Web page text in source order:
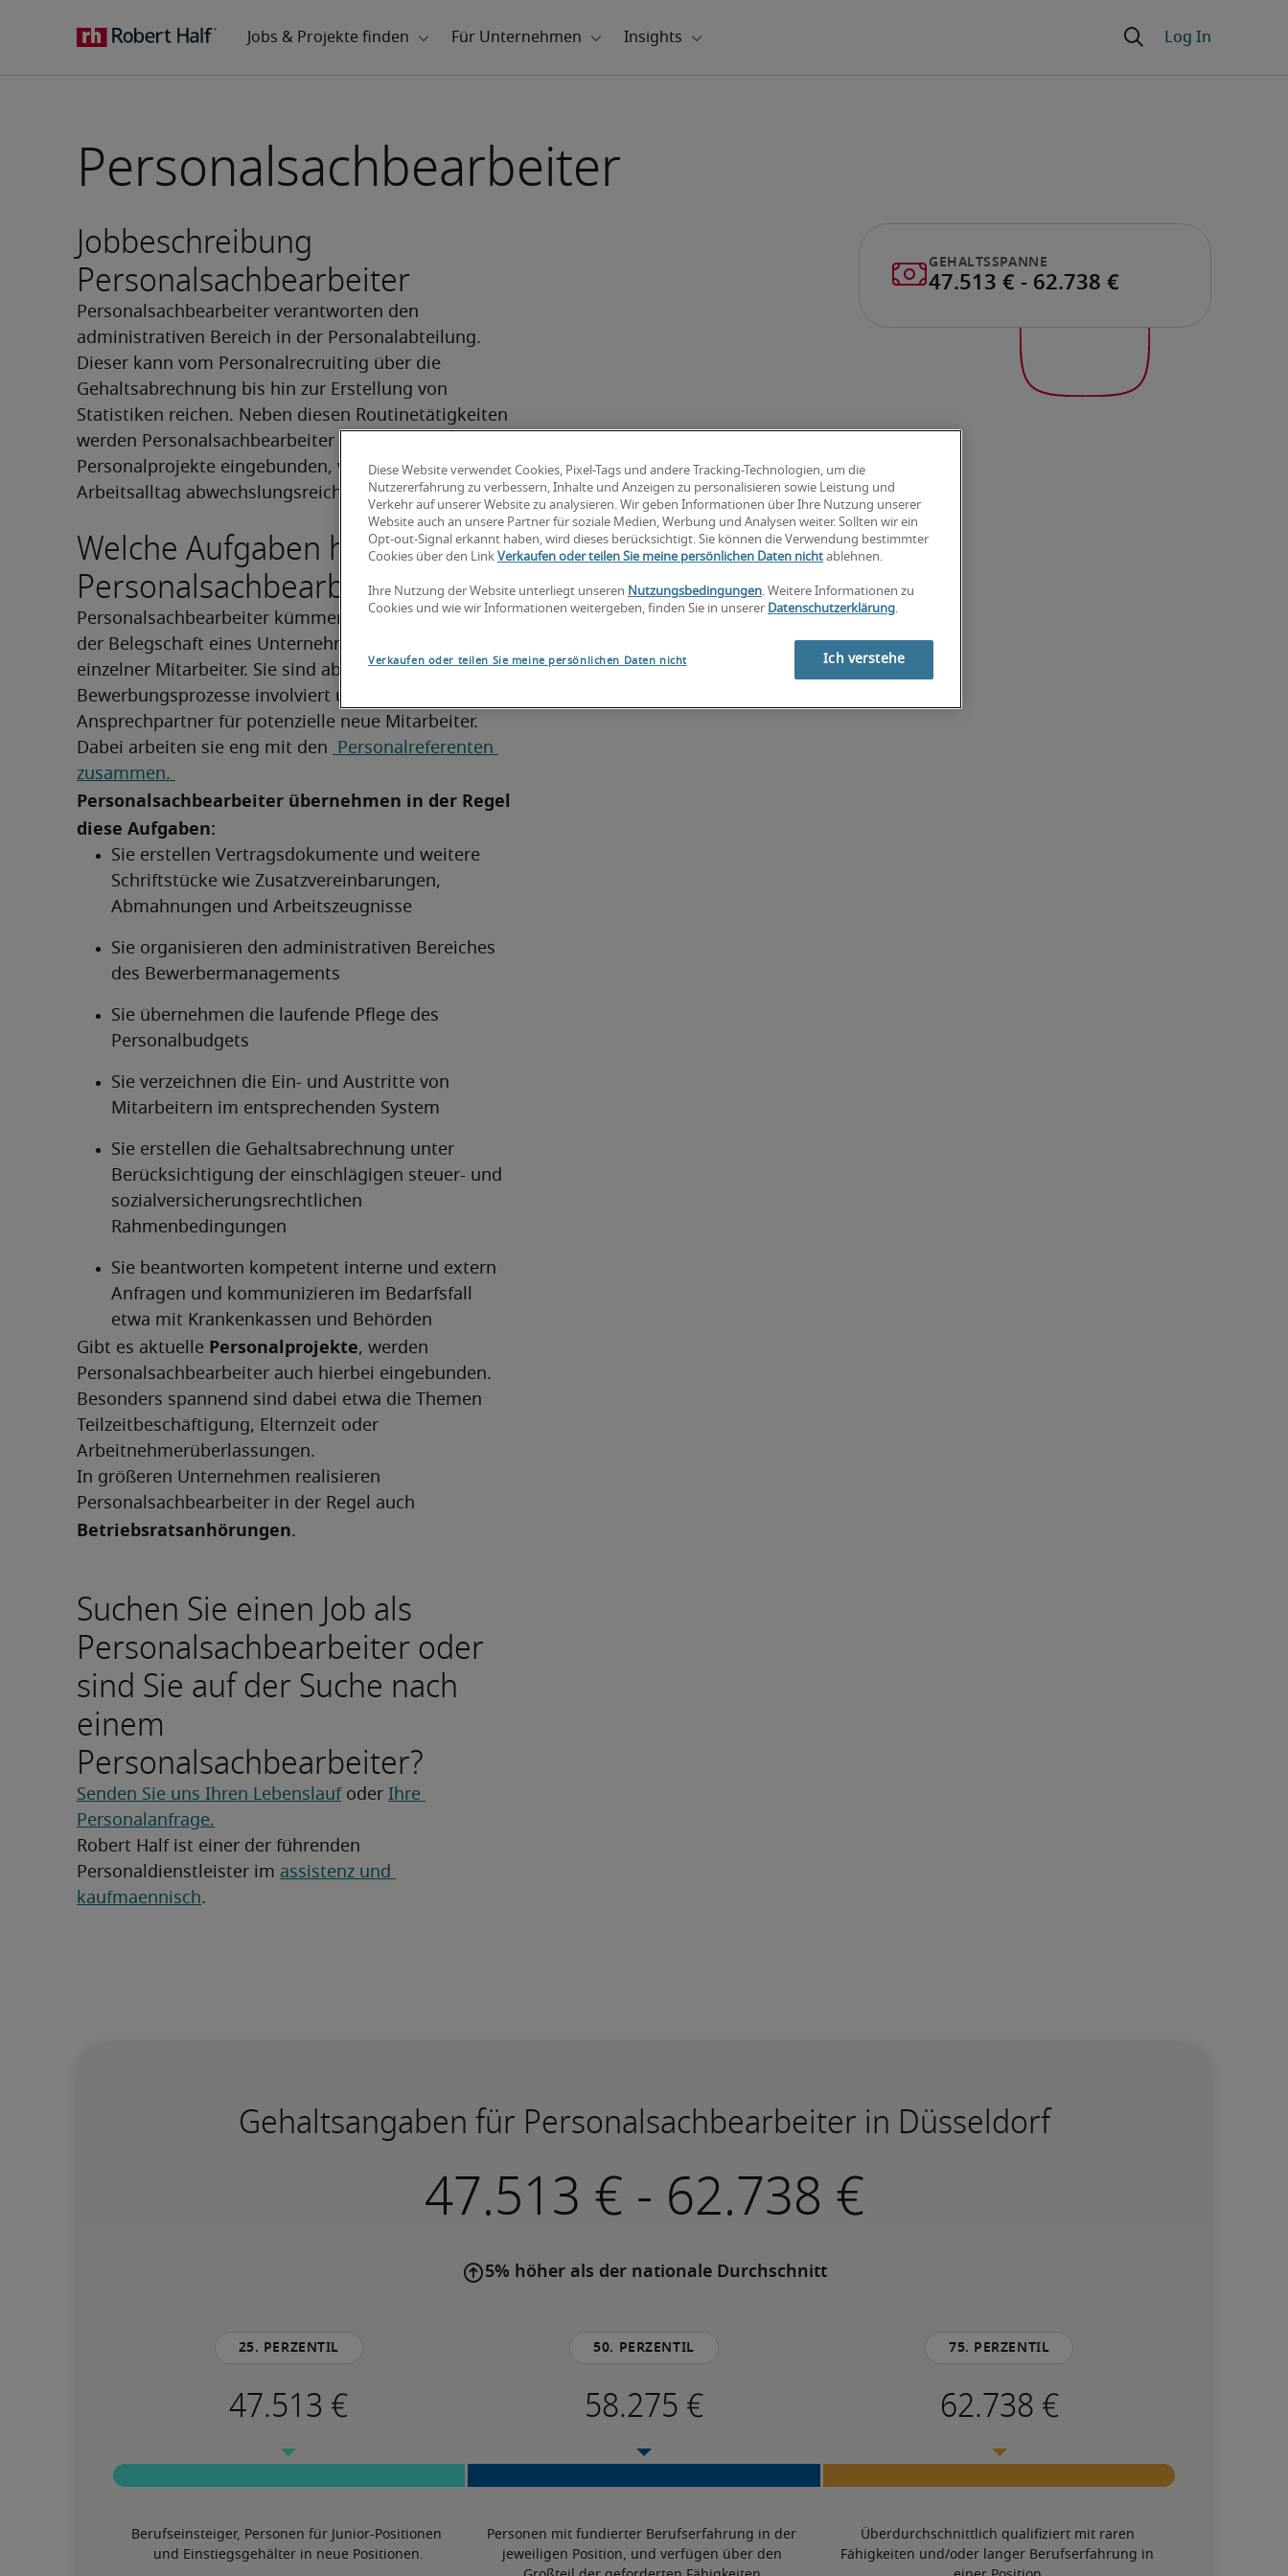
Personalsachbearbeiter
Jobbeschreibung
Personalsachbearbeiter
Personalsachbearbeiter verantworten den
administrativen Bereich in der Personalabteilung.
Dieser kann vom Personalrecruiting über die
Gehaltsabrechnung bis hin zur Erstellung von
Statistiken reichen. Neben diesen Routinetätigkeiten
werden Personalsachbearbeiter zuweilen auch in
Personalprojekte eingebunden, was den
Arbeitsalltag abwechslungsreicher macht.
Welche Aufgaben hat ein
Personalsachbearbeiter?
Personalsachbearbeiter kümmern sich um Belange
der Belegschaft eines Unternehmens und Anliegen
einzelner Mitarbeiter. Sie sind aber auch in
Bewerbungsprozesse involviert und hier häufig
Ansprechpartner für potenzielle neue Mitarbeiter.
Dabei arbeiten sie eng mit den
Personalreferenten
zusammen.
Personalsachbearbeiter übernehmen in der Regel
diese Aufgaben:
Sie erstellen Vertragsdokumente und weitere
Schriftstücke wie Zusatzvereinbarungen,
Abmahnungen und Arbeitszeugnisse
Sie organisieren den administrativen Bereiches
des Bewerbermanagements
Sie übernehmen die laufende Pflege des
Personalbudgets
Sie verzeichnen die Ein- und Austritte von
Mitarbeitern im entsprechenden System
Sie erstellen die Gehaltsabrechnung unter
Berücksichtigung der einschlägigen steuer- und
sozialversicherungsrechtlichen
Rahmenbedingungen
Sie beantworten kompetent interne und extern
Anfragen und kommunizieren im Bedarfsfall
etwa mit Krankenkassen und Behörden
Gibt es aktuelle Personalprojekte, werden
Personalsachbearbeiter auch hierbei eingebunden.
Besonders spannend sind dabei etwa die Themen
Teilzeitbeschäftigung, Elternzeit oder
Arbeitnehmerüberlassungen.
In größeren Unternehmen realisieren
Betriebsratsanhörungen.
Suchen Sie einen Job als
Personalsachbearbeiter oder
sind Sie auf der Suche nach
einem
Personalsachbearbeiter?
Senden Sie uns Ihren Lebenslauf oder Ihre
Personalanfrage.
Robert Half ist einer der führenden
Personaldienstleister im assistenz und
kaufmaennisch.
Gehaltsangaben für Personalsachbearbeiter in Düsseldorf
-
5% höher als der nationale Durchschnitt
25. Perzentil
Berufseinsteiger, Personen für Junior-Positionen
und Einstiegsgehälter in neue Positionen.
50. Perzentil
Personen mit fundierter Berufserfahrung in der
jeweiligen Position, und verfügen über den
75. Perzentil
Überdurchschnittlich qualifiziert mit raren
Fähigkeiten und/oder langer Berufserfahrung in
Diese Website verwendet Cookies, Pixel-Tags und andere Tracking-Technologien, um die
Nutzererfahrung zu verbessern, Inhalte und Anzeigen zu personalisieren sowie Leistung und
Verkehr auf unserer Website zu analysieren. Wir geben Informationen über Ihre Nutzung unserer
Website auch an unsere Partner für soziale Medien, Werbung und Analysen weiter. Sollten wir ein
Opt-out-Signal erkannt haben, wird dieses berücksichtigt. Sie können die Verwendung bestimmter
Cookies über den Link Verkaufen oder teilen Sie meine persönlichen Daten nicht ablehnen.
Ihre Nutzung der Website unterliegt unseren Nutzungsbedingungen. Weitere Informationen zu
Cookies und wie wir Informationen weitergeben, finden Sie in unserer Datenschutzerklärung.
Verkaufen oder teilen Sie meine persönlichen Daten nicht Ich verstehe